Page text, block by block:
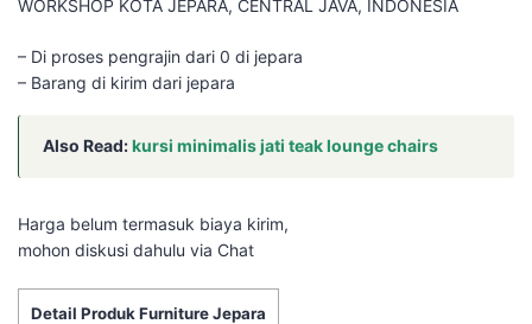
WORKSHOP KOTA JEPARA, CENTRAL JAVA, INDONESIA
– Di proses pengrajin dari 0 di jepara
– Barang di kirim dari jepara
Also Read:kursi minimalis jati teak lounge chairs
Harga belum termasuk biaya kirim,
mohon diskusi dahulu via Chat
Detail Produk Furniture Jepara